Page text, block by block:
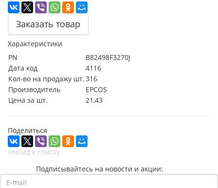
Заказать товар
Характеристики
PN
B82498F3270J
Дата код
4116
Кол-во на продажу шт.316
Производитель
EPCOS
Цена за шт.
21,43
Поделиться
Назад к списку
Подписывайтесь на новости и акции: